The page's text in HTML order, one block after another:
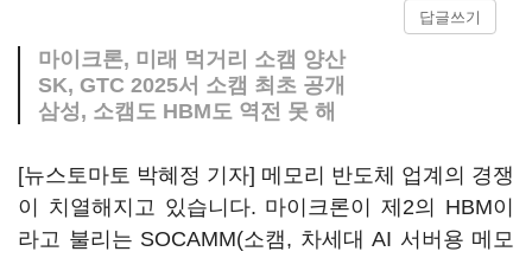
답글쓰기
마이크론, 미래 먹거리 소캠 양산
SK, GTC 2025서 소캠 최초 공개
삼성, 소캠도 HBM도 역전 못 해
[뉴스토마토 박혜정 기자] 메모리 반도체 업계의 경쟁
이 치열해지고 있습니다. 마이크론이 제2의 HBM이
라고 불리는 SOCAMM(소캠, 차세대 AI 서버용 메모